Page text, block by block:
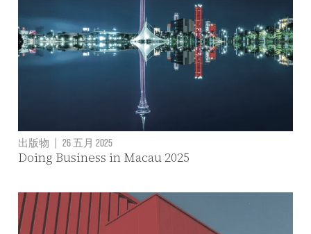
出版物 | 26 五月 2025
Doing Business in Macau 2025